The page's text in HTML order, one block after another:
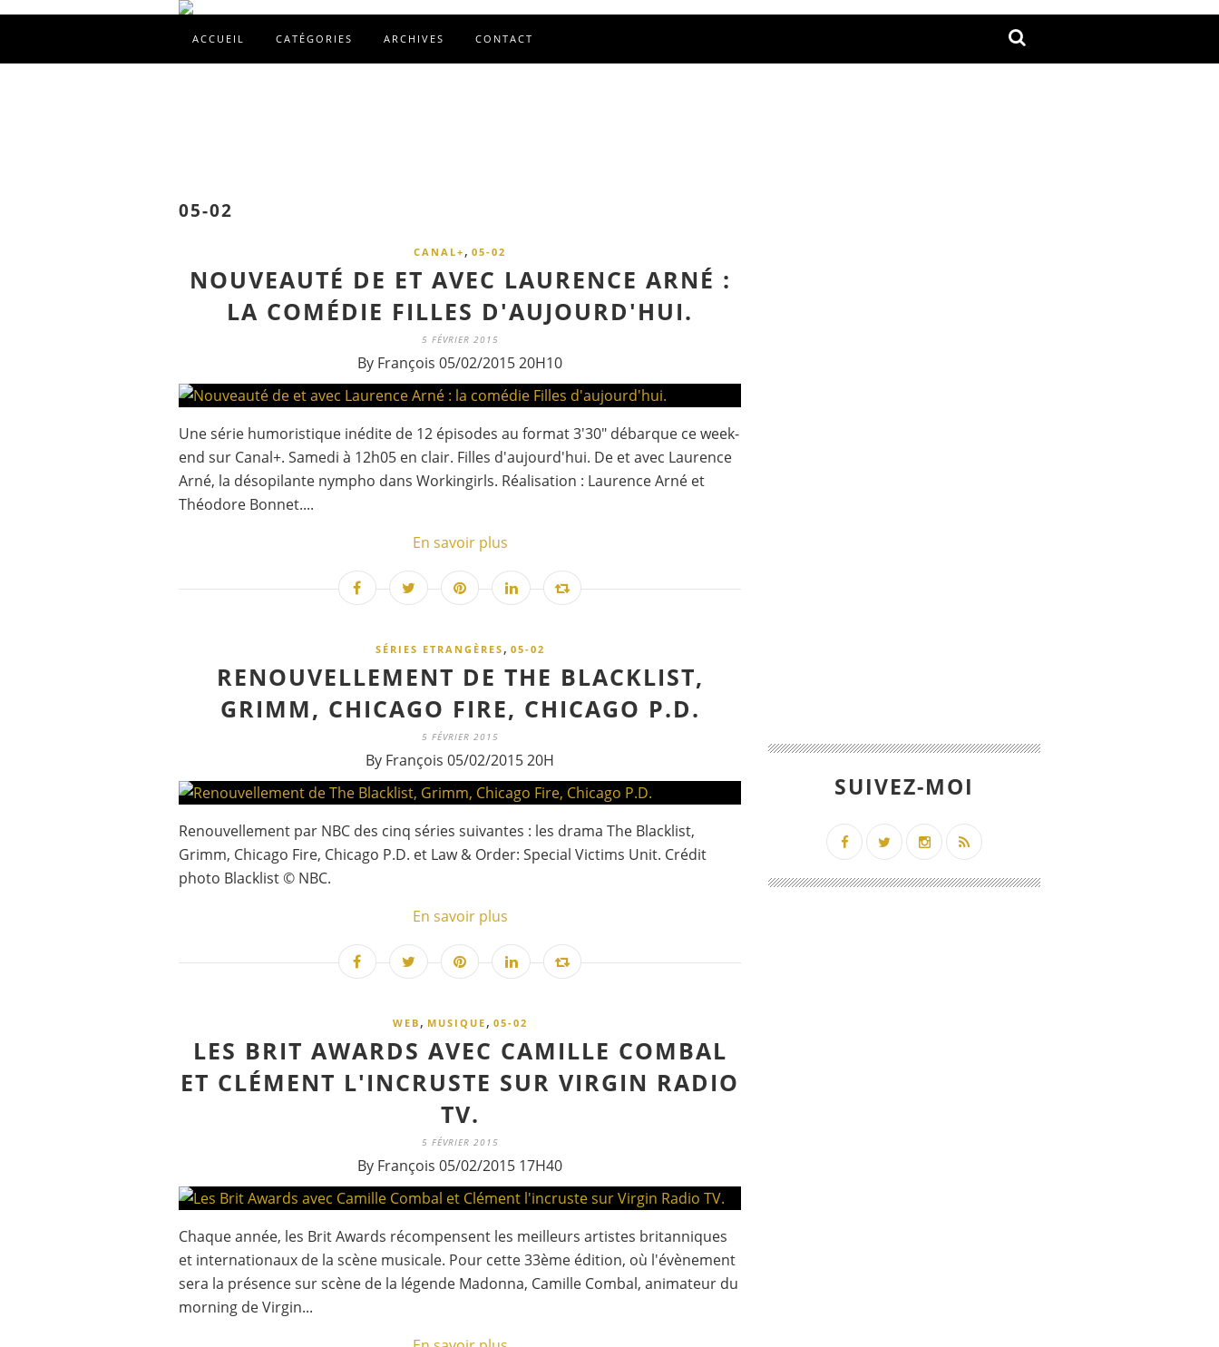
ACCUEIL CATÉGORIES ARCHIVES CONTACT
05-02
CANAL+, 05-02
NOUVEAUTÉ DE ET AVEC LAURENCE ARNÉ :
LA COMÉDIE FILLES D'AUJOURD'HUI.
5 FÉVRIER 2015
By François 05/02/2015 20H10
Une série humoristique inédite de 12 épisodes au format 3'30" débarque ce week-
end sur Canal+. Samedi à 12h05 en clair. Filles d'aujourd'hui. De et avec Laurence
Arné, la désopilante nympho dans Workingirls. Réalisation : Laurence Arné et
Théodore Bonnet....
En savoir plus
SÉRIES ETRANGÈRES, 05-02
RENOUVELLEMENT DE THE BLACKLIST,
GRIMM, CHICAGO FIRE, CHICAGO P.D.
5 FÉVRIER 2015
By François 05/02/2015 20H
Renouvellement par NBC des cinq séries suivantes : les drama The Blacklist,
Grimm, Chicago Fire, Chicago P.D. et Law & Order: Special Victims Unit. Crédit
photo Blacklist © NBC.
En savoir plus
WEB, MUSIQUE, 05-02
LES BRIT AWARDS AVEC CAMILLE COMBAL
ET CLÉMENT L'INCRUSTE SUR VIRGIN RADIO
TV.
5 FÉVRIER 2015
By François 05/02/2015 17H40
Chaque année, les Brit Awards récompensent les meilleurs artistes britanniques
et internationaux de la scène musicale. Pour cette 33ème édition, où l'évènement
sera la présence sur scène de la légende Madonna, Camille Combal, animateur du
morning de Virgin...
SUIVEZ-MOI